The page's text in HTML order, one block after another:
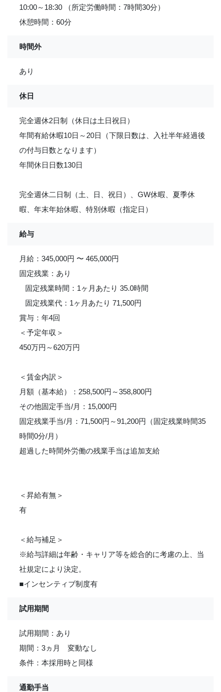
10:00～18:30 （所定労働時間：7時間30分）
休憩時間：60分
時間外
あり
休日
完全週休2日制（休日は土日祝日）
年間有給休暇10日～20日（下限日数は、入社半年経過後
の付与日数となります）
年間休日日数130日
完全週休二日制（土、日、祝日）、GW休暇、夏季休
暇、年末年始休暇、特別休暇（指定日）
給与
月給：345,000円 〜 465,000円
固定残業：あり
固定残業時間：1ヶ月あたり 35.0時間
固定残業代：1ヶ月あたり 71,500円
賞与：年4回
＜予定年収＞
450万円～620万円
＜賃金内訳＞
月額（基本給）：258,500円～358,800円
その他固定手当/月：15,000円
固定残業手当/月：71,500円～91,200円（固定残業時間35
時間0分/月）
超過した時間外労働の残業手当は追加支給
＜昇給有無＞
有
＜給与補足＞
※給与詳細は年齢・キャリア等を総合的に考慮の上、当
社規定により決定。
■インセンティブ制度有
試用期間
試用期間：あり
期間：3ヵ月 変動なし
条件：本採用時と同様
通勤手当